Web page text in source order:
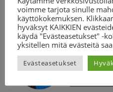
20 henkilöä, joten paikat
Kysy lisää
Heidi
040 589
voimme tarjota sinulle
käyttökokemuksen.
hyväksyt KAIKKIEN
käydä "Evästeasetukset" -
yksitellen mitä evästeitä
Evästeasetukset